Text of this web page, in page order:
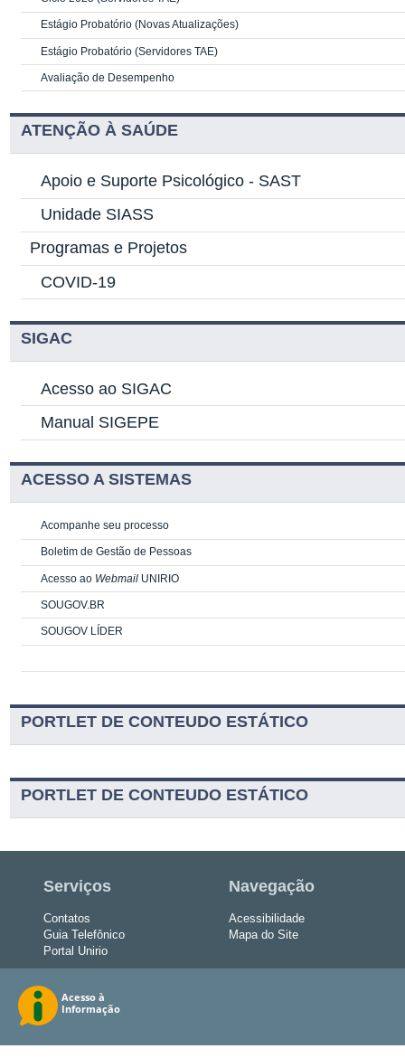
Estágio Probatório (Novas Atualizações)
Estágio Probatório (Servidores TAE)
Avaliação de Desempenho
ATENÇÃO À SAÚDE
Apoio e Suporte Psicológico - SAST
Unidade SIASS
Programas e Projetos
COVID-19
SIGAC
Acesso ao SIGAC
Manual SIGEPE
ACESSO A SISTEMAS
Acompanhe seu processo
Boletim de Gestão de Pessoas
Acesso ao Webmail UNIRIO
SOUGOV.BR
SOUGOV LÍDER
PORTLET DE CONTEUDO ESTÁTICO
PORTLET DE CONTEUDO ESTÁTICO
Serviços
Contatos
Guia Telefônico
Portal Unirio
Navegação
Acessibilidade
Mapa do Site